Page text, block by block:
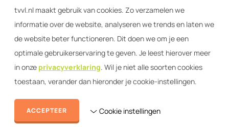
tvvl.nl maakt gebruik van cookies. Zo verzamelen we
informatie over de website, analyseren we trends en laten we
de website beter functioneren. Dit doen we om je een
optimale gebruikerservaring te geven. Je leest hierover meer
in onze privacyverklaring. Wil je niet alle soorten cookies
toestaan, verander dan hieronder je cookie-instellingen.
Cookie instellingen
ACCEPTEER